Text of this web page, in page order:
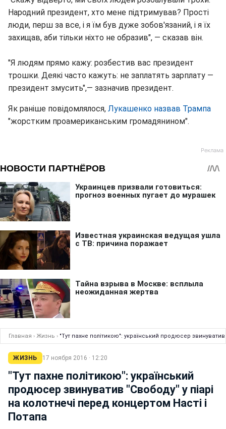
Народний президент, хто мене підтримував? Прості
люди, перш за все, і я їм був дуже зобов'язаний, і я їх
захищав, аби тільки ніхто не образив", — сказав він.
"Я людям прямо кажу: розбестив вас президент
трошки. Деякі часто кажуть: не заплатять зарплату —
президент змусить",— зазначив президент.
Як раніше повідомлялося, Лукашенко назвав Трампа
"жорстким проамериканським громадянином".
Главная › Жизнь › "Тут пахне політикою": український продюсер
ЖИЗНЬ 17 ноября 2016 · 12:20
"Тут пахне політикою": український
продюсер звинуватив "Свободу" у піарі
на колотнечі перед концертом Насті і
Потапа